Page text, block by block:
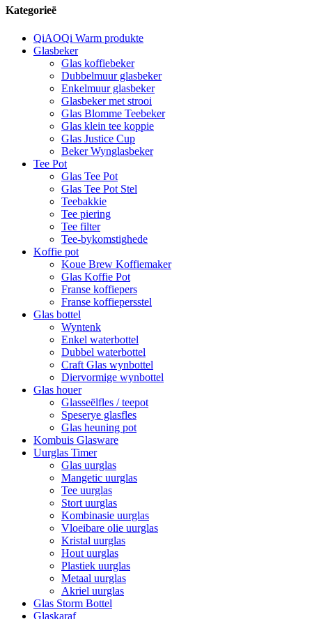
Kategorieë
QiAOQi Warm produkte
Glasbeker
Glas koffiebeker
Dubbelmuur glasbeker
Enkelmuur glasbeker
Glasbeker met strooi
Glas Blomme Teebeker
Glas klein tee koppie
Glas Justice Cup
Beker Wynglasbeker
Tee Pot
Glas Tee Pot
Glas Tee Pot Stel
Teebakkie
Tee piering
Tee filter
Tee-bykomstighede
Koffie pot
Koue Brew Koffiemaker
Glas Koffie Pot
Franse koffiepers
Franse koffiepersstel
Glas bottel
Wyntenk
Enkel waterbottel
Dubbel waterbottel
Craft Glas wynbottel
Diervormige wynbottel
Glas houer
Glasseëlfles / teepot
Speserye glasfles
Glas heuning pot
Kombuis Glasware
Uurglas Timer
Glas uurglas
Mangetic uurglas
Tee uurglas
Stort uurglas
Kombinasie uurglas
Vloeibare olie uurglas
Kristal uurglas
Hout uurglas
Plastiek uurglas
Metaal uurglas
Akriel uurglas
Glas Storm Bottel
Glaskaraf